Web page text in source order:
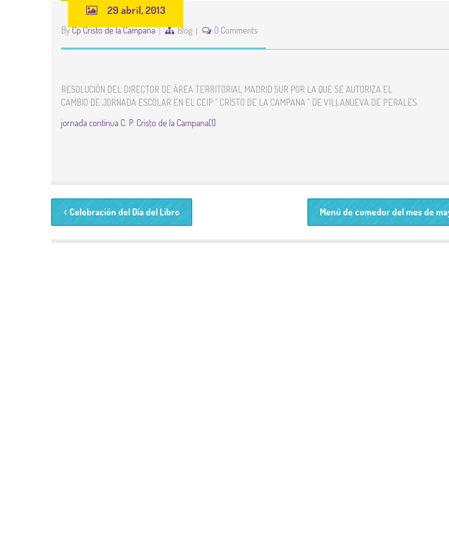
Proyecto Educativo
contacto
29 abril, 2013
ByCp Cristo de la Campana Blog 0 Comments
RESOLUCIÓN DEL DIRECTOR DE ÁREA TERRITORIAL MADRID SUR POR LA QUE SE AUTORIZA EL
CAMBIO DE JORNADA ESCOLAR EN EL CEIP “ CRISTO DE LA CAMPANA “ DE VILLANUEVA DE PERALES.
jornada continua C. P. Cristo de la Campana[1]
Celebración del Día del Libro Menú de comedor del mes de